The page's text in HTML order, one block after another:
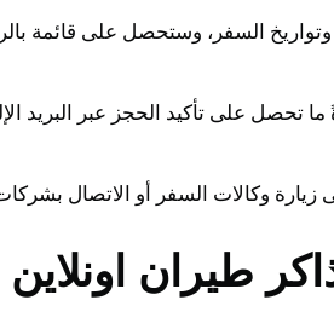
السفر، وستحصل على قائمة
تحصل على تأكيد الحجز عبر البريد
وكالات السفر أو الاتصال
طيران اونلاين